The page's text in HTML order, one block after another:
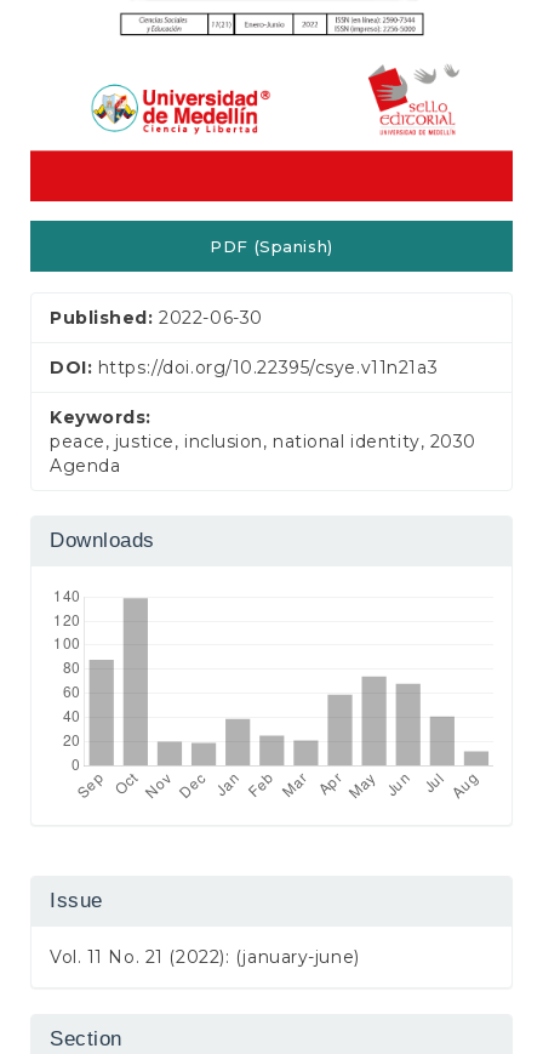
PDF (Spanish)
Published:2022-06-30
DOI: https://doi.org/10.22395/csye.v11n21a3
Keywords:
peace, justice, inclusion, national identity, 2030
Agenda
Downloads
Issue
Vol. 11 No. 21 (2022): (january-june)
Section